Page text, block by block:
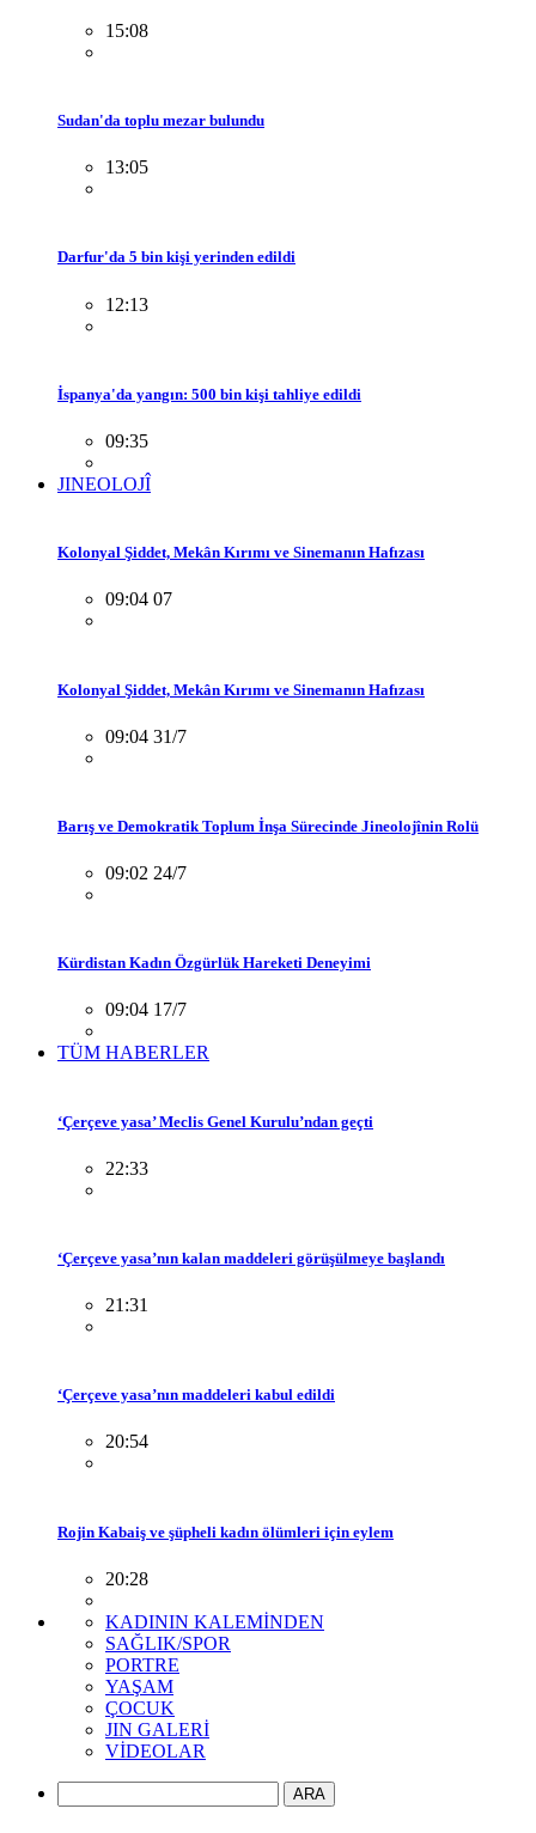
15:08
Sudan'da toplu mezar bulundu
13:05
Darfur'da 5 bin kişi yerinden edildi
12:13
İspanya'da yangın: 500 bin kişi tahliye edildi
09:35
JINEOLOJÎ
Kolonyal Şiddet, Mekân Kırımı ve Sinemanın Hafızası
09:04 07
Kolonyal Şiddet, Mekân Kırımı ve Sinemanın Hafızası
09:04 31/7
Barış ve Demokratik Toplum İnşa Sürecinde Jineolojînin Rolü
09:02 24/7
Kürdistan Kadın Özgürlük Hareketi Deneyimi
09:04 17/7
TÜM HABERLER
‘Çerçeve yasa’ Meclis Genel Kurulu’ndan geçti
22:33
‘Çerçeve yasa’nın kalan maddeleri görüşülmeye başlandı
21:31
‘Çerçeve yasa’nın maddeleri kabul edildi
20:54
Rojin Kabaiş ve şüpheli kadın ölümleri için eylem
20:28
KADININ KALEMİNDEN
SAĞLIK/SPOR
PORTRE
YAŞAM
ÇOCUK
JIN GALERİ
VİDEOLAR
ARA